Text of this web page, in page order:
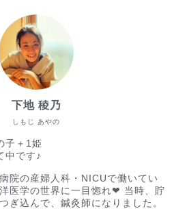
しもじ あやの
下地 稜乃
子＋1姫
中です♪
院の産婦人科・NICUで働いてい
医学の世界に一目惚れ❤︎ 当時、貯
ぎ込んで、鍼灸師になりました。